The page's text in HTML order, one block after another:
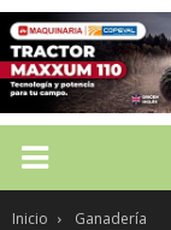
Inicio Ganadería